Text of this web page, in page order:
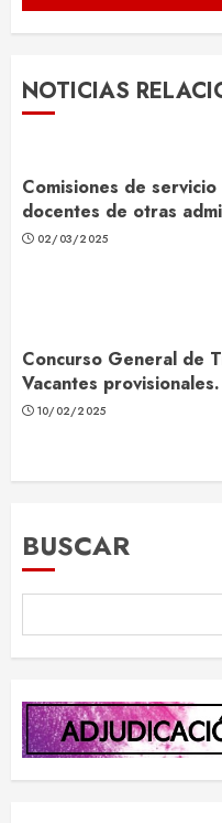
NOTICIAS
Comisiones de
docentes de otras
02/03/2025
Concurso General de
Vacantes provisionales.
10/02/2025
BUSCAR